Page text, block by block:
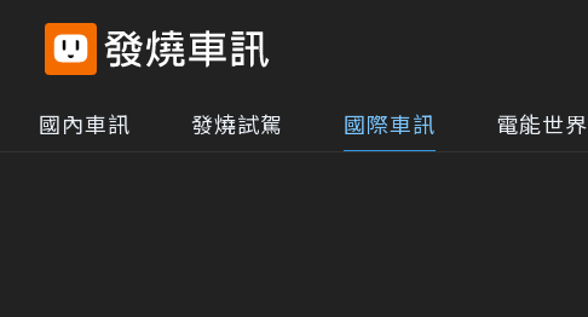
國內車訊 發燒試駕 國際車訊 電能世界